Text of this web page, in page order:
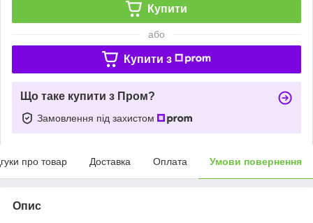
Купити
або
Купити з
Що таке купити з Пром?
Замовлення під захистом
про товар Доставка Оплата Умови повернення
Опис